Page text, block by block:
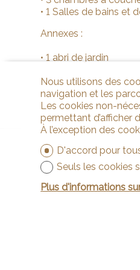
• 1 Salles de bains et
Annexes :
• 1 abri de jardin
Nous utilisons des
navigation et les
Les cookies non-
permettant d’afficher
À l’exception des
D'accord pour
Seuls les cookies
Plus d'informations